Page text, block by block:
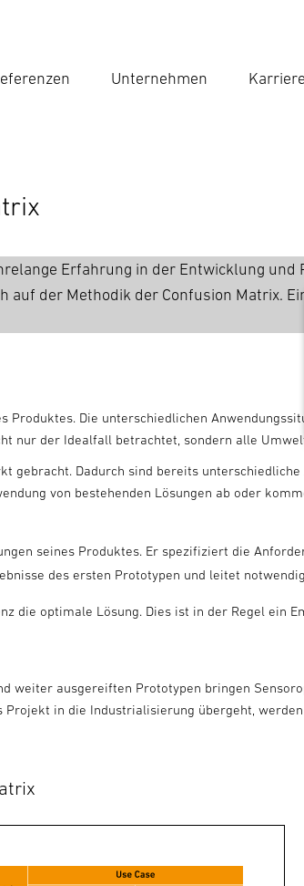
Unternehmen Karriere
Erfahrung in der Entwicklung
der Methodik der Confusion Matrix.
Die unterschiedlichen
nur der Idealfall betrachtet, sondern alle
gebracht. Dadurch sind bereits
von bestehenden Lösungen ab oder
seines Produktes. Er spezifiziert die
des ersten Prototypen und leitet
die optimale Lösung. Dies ist in der Regel ein
ausgereiften Prototypen bringen
in die Industrialisierung übergeht,